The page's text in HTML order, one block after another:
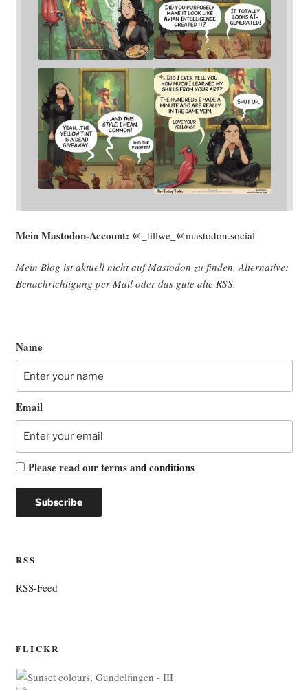
Mein Mast­o­don-Account: @_tillwe_@mastodon.social
Mein Blog ist aktu­ell nicht auf Mast­o­don zu fin­den. Alter­na­ti­ve:
Benach­rich­ti­gung per Mail oder das gute alte RSS.
Name
Email
Please read ourterms and conditions
RSS
RSS-Feed
FLICKR